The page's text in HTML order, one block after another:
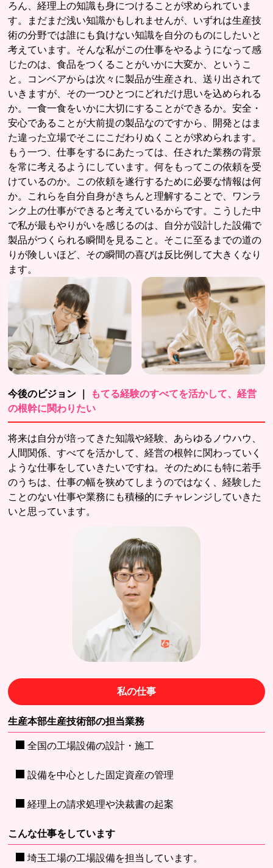
ろん、経理上の知識も身につけることが求められていま
す。まだまだ浅い知識かもしれませんが、いずれは生産技
術の分野では誰にも負けない知識を自分のものにしたいと
考えています。そんな私がこの仕事をやるようになって感
じたのは、食品をつくることがいかに大変か、というこ
と。コンベアからは次々に製品が生産され、送り出されて
いきますが、その一つひとつにどれだけ思いを込められる
か。一食一食をいかに大切にすることができるか。安全・
安心であることが大前提の製品なのですから、開発とはま
た違った立場でそこにこだわりぬくことが求められます。
もう一つ、仕事をするにあたっては、任された業務の背景
を常に考えるようにしています。何をもってこの依頼を受
けているのか。この依頼を遂行するために必要な情報は何
か。これらを自分自身がきちんと理解することで、ワンラ
ンク上の仕事ができると考えているからです。こうした中
で私が最もやりがいを感じるのは、自分が設計した設備で
製品がつくられる瞬間を見ること。そこに至るまでの道の
りが険しいほど、その瞬間の喜びは反比例して大きくなり
ます。
今後のビジョン ｜
もてる経験のすべてを活かして、経営
の根幹に関わりたい
将来は自分が培ってきた知識や経験、あらゆるノウハウ、
人間関係、すべてを活かして、経営の根幹に関わっていく
ような仕事をしていきたいですね。そのためにも特に若手
のうちは、仕事の幅を狭めてしまうのではなく、経験した
ことのない仕事や業務にも積極的にチャレンジしていきた
いと思っています。
私の仕事
生産本部生産技術部の担当業務
全国の工場設備の設計・施工
設備を中心とした固定資産の管理
経理上の請求処理や決裁書の起案
こんな仕事をしています
埼玉工場の工場設備を担当しています。